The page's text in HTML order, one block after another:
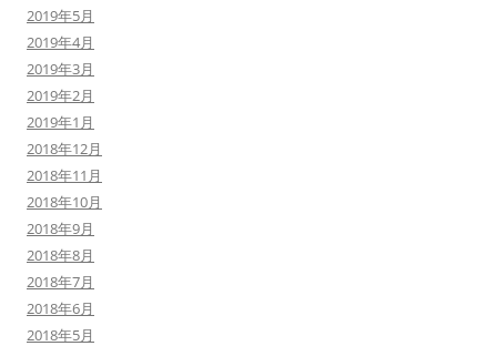
2019年5月
2019年4月
2019年3月
2019年2月
2019年1月
2018年12月
2018年11月
2018年10月
2018年9月
2018年8月
2018年7月
2018年6月
2018年5月